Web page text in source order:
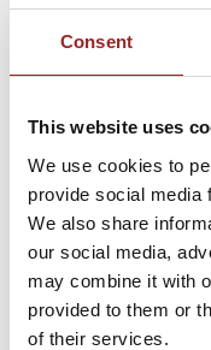
Consent
This website uses
We use cookies to
provide social media
We also share
our social media,
may combine it with
provided to them or
of their services.
Leidenschaft von
Im Rahmen des
in der aktuellen
Ostbayern“
kam die
Rhetoriktrainerin in
macht die Expertin
eines Unternehmens
gedruckt ist.
und in der